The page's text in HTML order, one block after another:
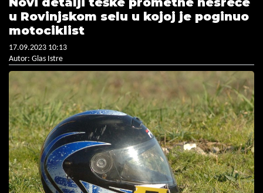
u Rovinjskom selu u kojoj je poginuo
motociklist
17.09.2023 10:13
Autor: Glas Istre